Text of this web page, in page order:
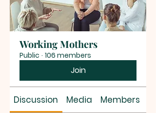
Working Mothers
Public · 106 members
Join
Discussion Media Members